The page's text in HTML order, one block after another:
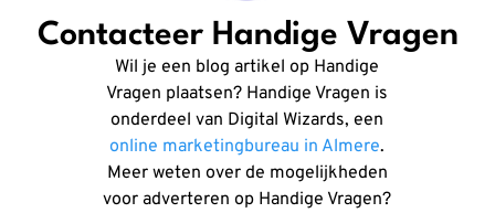
Contacteer Handige Vragen
Wil je een blog artikel op Handige
Vragen plaatsen? Handige Vragen is
onderdeel van Digital Wizards, een
online marketingbureau in Almere.
Meer weten over de mogelijkheden
voor adverteren op Handige Vragen?